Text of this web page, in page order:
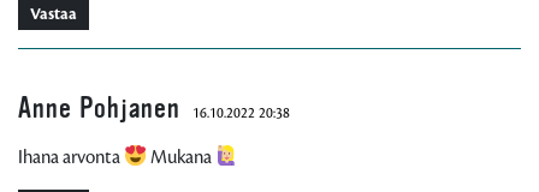
Vastaa
Anne Pohjanen 16.10.2022 20:38
Ihana arvonta Mukana